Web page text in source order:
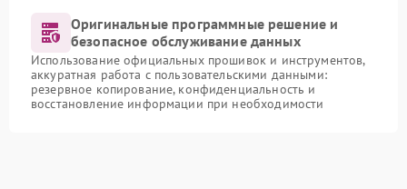
Оригинальные программные решение и
безопасное обслуживание данных
Использование официальных прошивок и инструментов,
аккуратная работа с пользовательскими данными:
резервное копирование, конфиденциальность и
восстановление информации при необходимости